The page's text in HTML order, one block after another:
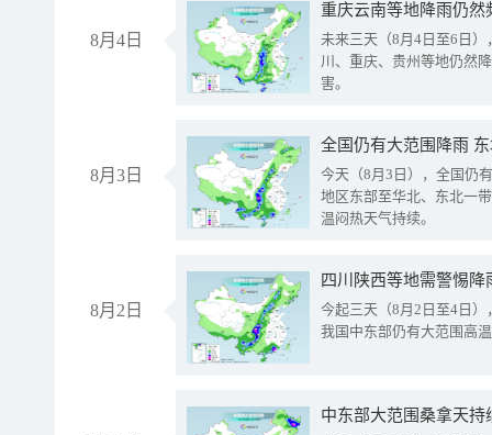
8月4日
重庆云南等地降雨仍然
未来三天（8月4日至6日
川、重庆、贵州等地仍然
害。
8月3日
全国仍有大范围降雨
今天（8月3日），全国仍
地区东部至华北、东北一
温闷热天气持续。
8月2日
今起三天（8月2日至4日
我国中东部仍有大范围高
中东部大范围桑拿天